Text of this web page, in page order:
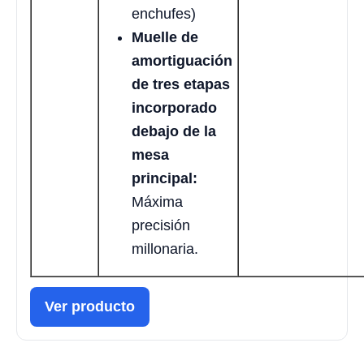
enchufes)
Muelle de
amortiguación
de tres etapas
incorporado
debajo de la
mesa
principal:
Máxima
precisión
millonaria.
Ver producto